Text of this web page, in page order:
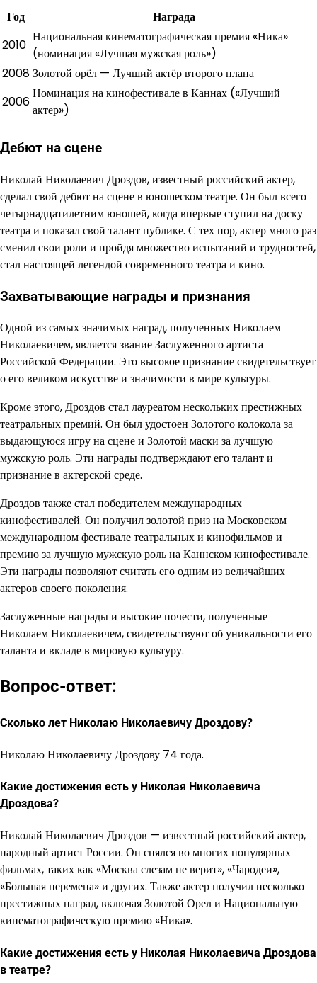
Год
Награда
2010
Национальная кинематографическая премия «Ника»
(номинация «Лучшая мужская роль»)
2008Золотой орёл — Лучший актёр второго плана
2006
Номинация на кинофестивале в Каннах («Лучший
актер»)
Дебют на сцене
Николай Николаевич Дроздов, известный российский актер,
сделал свой дебют на сцене в юношеском театре. Он был всего
четырнадцатилетним юношей, когда впервые ступил на доску
театра и показал свой талант публике. С тех пор, актер много раз
сменил свои роли и пройдя множество испытаний и трудностей,
стал настоящей легендой современного театра и кино.
Захватывающие награды и признания
Одной из самых значимых наград, полученных Николаем
Николаевичем, является звание Заслуженного артиста
Российской Федерации. Это высокое признание свидетельствует
о его великом искусстве и значимости в мире культуры.
Кроме этого, Дроздов стал лауреатом нескольких престижных
театральных премий. Он был удостоен Золотого колокола за
выдающуюся игру на сцене и Золотой маски за лучшую
мужскую роль. Эти награды подтверждают его талант и
признание в актерской среде.
Дроздов также стал победителем международных
кинофестивалей. Он получил золотой приз на Московском
международном фестивале театральных и кинофильмов и
премию за лучшую мужскую роль на Каннском кинофестивале.
Эти награды позволяют считать его одним из величайших
актеров своего поколения.
Заслуженные награды и высокие почести, полученные
Николаем Николаевичем, свидетельствуют об уникальности его
таланта и вкладе в мировую культуру.
Вопрос-ответ:
Сколько лет Николаю Николаевичу Дроздову?
Николаю Николаевичу Дроздову 74 года.
Какие достижения есть у Николая Николаевича
Дроздова?
Николай Николаевич Дроздов — известный российский актер,
народный артист России. Он снялся во многих популярных
фильмах, таких как «Москва слезам не верит», «Чародеи»,
«Большая перемена» и других. Также актер получил несколько
престижных наград, включая Золотой Орел и Национальную
кинематографическую премию «Ника».
Какие достижения есть у Николая Николаевича Дроздова
в театре?